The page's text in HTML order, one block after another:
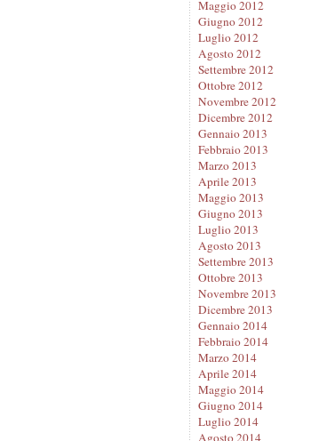
Maggio 2012
Giugno 2012
Luglio 2012
Agosto 2012
Settembre 2012
Ottobre 2012
Novembre 2012
Dicembre 2012
Gennaio 2013
Febbraio 2013
Marzo 2013
Aprile 2013
Maggio 2013
Giugno 2013
Luglio 2013
Agosto 2013
Settembre 2013
Ottobre 2013
Novembre 2013
Dicembre 2013
Gennaio 2014
Febbraio 2014
Marzo 2014
Aprile 2014
Maggio 2014
Giugno 2014
Luglio 2014
Agosto 2014